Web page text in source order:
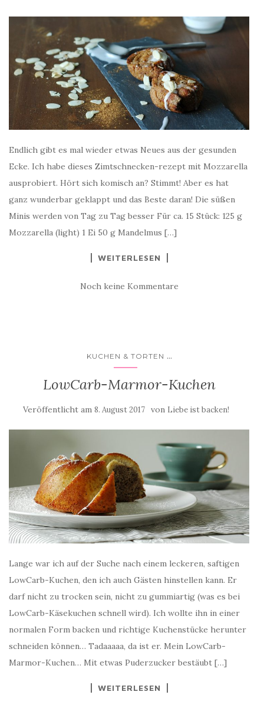
Endlich gibt es mal wieder etwas Neues aus der gesunden
Ecke. Ich habe dieses Zimtschnecken-rezept mit Mozzarella
ausprobiert. Hört sich komisch an? Stimmt! Aber es hat
ganz wunderbar geklappt und das Beste daran! Die süßen
Minis werden von Tag zu Tag besser Für ca. 15 Stück: 125 g
Mozzarella (light) 1 Ei 50 g Mandelmus […]
WEITERLESEN
Noch keine Kommentare
KUCHEN & TORTEN ...
LowCarb-Marmor-Kuchen
Veröffentlicht am 8. August 2017 von Liebe ist backen!
Lange war ich auf der Suche nach einem leckeren, saftigen
LowCarb-Kuchen, den ich auch Gästen hinstellen kann. Er
darf nicht zu trocken sein, nicht zu gummiartig (was es bei
LowCarb-Käsekuchen schnell wird). Ich wollte ihn in einer
normalen Form backen und richtige Kuchenstücke herunter
schneiden können… Tadaaaaa, da ist er. Mein LowCarb-
Marmor-Kuchen… Mit etwas Puderzucker bestäubt […]
WEITERLESEN